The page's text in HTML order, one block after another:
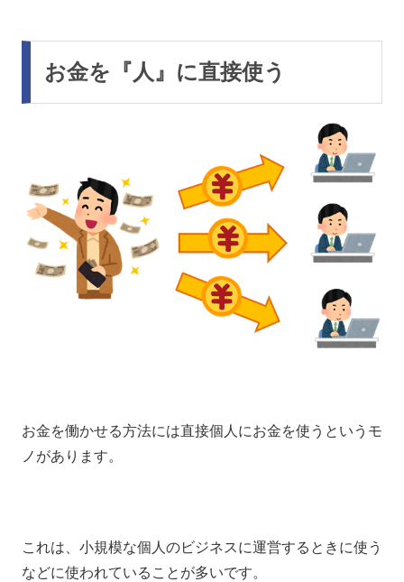
お金を『人』に直接使う
お金を働かせる方法には直接個人にお金を使うというモ
ノがあります。
これは、小規模な個人のビジネスに運営するときに使う
などに使われていることが多いです。